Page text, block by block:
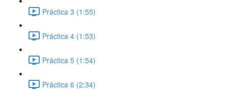
Práctica 3 (1:55)
Práctica 4 (1:53)
Práctica 5 (1:54)
Práctica 6 (2:34)